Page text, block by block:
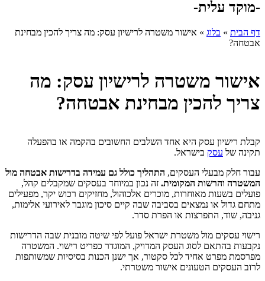
-מוקד עלית-
דף הבית » בלוג » אישור משטרה לרישיון עסק: מה צריך להכין מבחינת
אבטחה?
אישור משטרה לרישיון עסק: מה
צריך להכין מבחינת אבטחה?
קבלת רישיון עסק היא אחד השלבים החשובים בהקמה או בהפעלה
תקינה של עסק בישראל.
עבור חלק מבעלי העסקים, התהליך כולל גם עמידה בדרישות אבטחה מול
המשטרה והרשות המקומית. זה נכון במיוחד בעסקים שמקבלים קהל,
פועלים בשעות מאוחרות, מוכרים אלכוהול, מחזיקים רכוש יקר, מפעילים
מתחם גדול או נמצאים בסביבה שבה קיים סיכון מוגבר לאירועי אלימות,
גניבה, שוד, התפרצות או הפרת סדר.
רישוי עסקים מול משטרת ישראל פועל לפי שיטה מובנית שבה הדרישות
נקבעות בהתאם לסוג העסק המדויק, המוגדר כפריט רישוי. המשטרה
מפרסמת מפרט אחיד לכל סקטור, אך ישנן הכנות בסיסיות שמשותפות
לרוב העסקים הטעונים אישור משטרתי.